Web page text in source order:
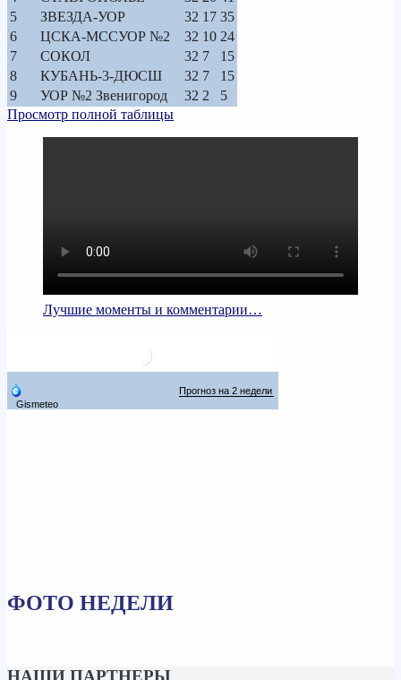
5
ЗВЕЗДА-УОР 32 17 35
6
ЦСКА-МССУОР №2 32 10 24
7
СОКОЛ 32 7
15
8
КУБАНЬ-3-ДЮСШ 32 7
15
9
УОР №2 Звенигород 32 2
5
Просмотр полной таблицы
Лучшие моменты и комментарии…
ФОТО НЕДЕЛИ
НАШИ ПАРТНЕРЫ